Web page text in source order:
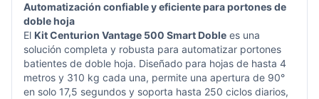
Automatización confiable y eficiente para portones de
doble hoja
El Kit Centurion Vantage 500 Smart Doble es una
solución completa y robusta para automatizar portones
batientes de doble hoja. Diseñado para hojas de hasta 4
metros y 310 kg cada una, permite una apertura de 90°
en solo 17,5 segundos y soporta hasta 250 ciclos diarios,